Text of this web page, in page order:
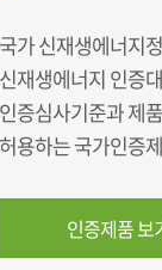
국가 신재생에너지
신재생에너지 인증
인증심사기준과 제
허용하는 국가인증
인증제품 보